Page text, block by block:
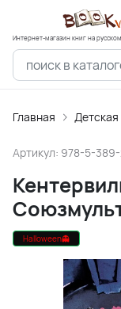
Интернет-магазин книг на
Главная Детская
Артикул: 978-5-
Halloween👻